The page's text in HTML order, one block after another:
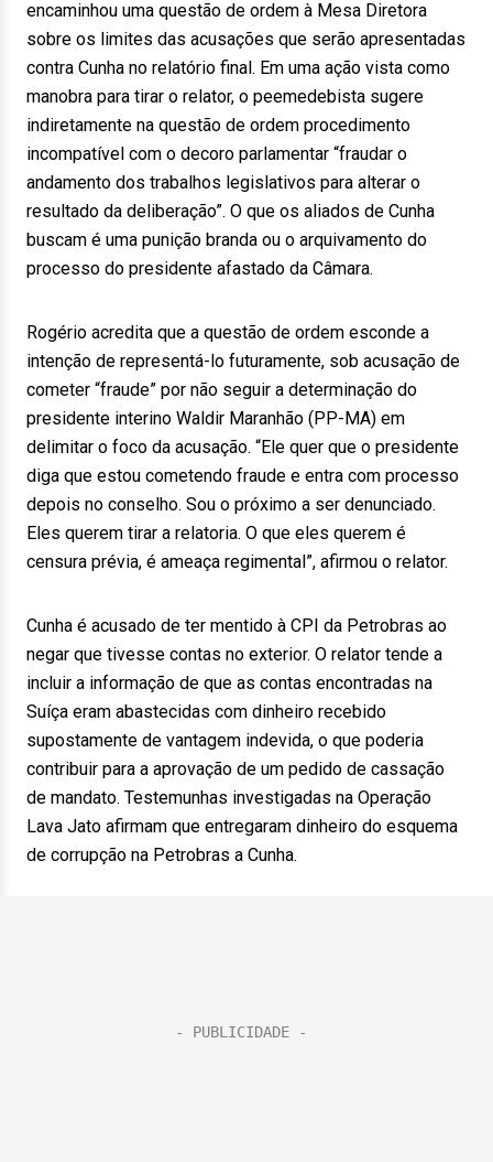
encaminhou uma questão de ordem à Mesa Diretora
sobre os limites das acusações que serão apresentadas
contra Cunha no relatório final. Em uma ação vista como
manobra para tirar o relator, o peemedebista sugere
indiretamente na questão de ordem procedimento
incompatível com o decoro parlamentar “fraudar o
andamento dos trabalhos legislativos para alterar o
resultado da deliberação”. O que os aliados de Cunha
buscam é uma punição branda ou o arquivamento do
processo do presidente afastado da Câmara.
Rogério acredita que a questão de ordem esconde a
intenção de representá-lo futuramente, sob acusação de
cometer “fraude” por não seguir a determinação do
presidente interino Waldir Maranhão (PP-MA) em
delimitar o foco da acusação. “Ele quer que o presidente
diga que estou cometendo fraude e entra com processo
depois no conselho. Sou o próximo a ser denunciado.
Eles querem tirar a relatoria. O que eles querem é
censura prévia, é ameaça regimental”, afirmou o relator.
Cunha é acusado de ter mentido à CPI da Petrobras ao
negar que tivesse contas no exterior. O relator tende a
incluir a informação de que as contas encontradas na
Suíça eram abastecidas com dinheiro recebido
supostamente de vantagem indevida, o que poderia
contribuir para a aprovação de um pedido de cassação
de mandato. Testemunhas investigadas na Operação
Lava Jato afirmam que entregaram dinheiro do esquema
de corrupção na Petrobras a Cunha.